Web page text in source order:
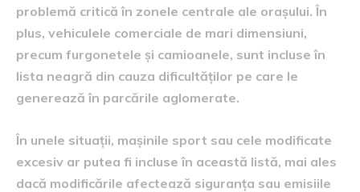
problemă critică în zonele centrale ale orașului. În
plus, vehiculele comerciale de mari dimensiuni,
precum furgonetele și camioanele, sunt incluse în
lista neagră din cauza dificultăților pe care le
generează în parcările aglomerate.
În unele situații, mașinile sport sau cele modificate
excesiv ar putea fi incluse în această listă, mai ales
dacă modificările afectează siguranța sau emisiile